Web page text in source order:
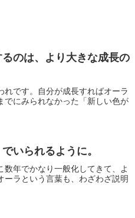
のは、より大きな成長の
れです。自分が成長すればオーラ
でにみられなかった「新しい色が
いられるように。
数年でかなり一般化してきて、よ
ーラという言葉も、わざわざ説明